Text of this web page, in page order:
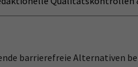
barrierefreie Alternativen